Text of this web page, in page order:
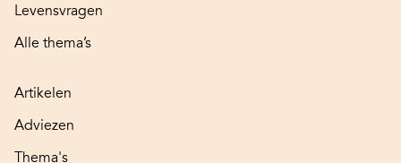
Levensvragen
Alle thema’s
Artikelen
Adviezen
Thema's